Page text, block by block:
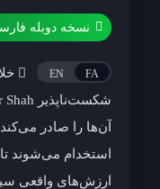
نسخه دوبله
FA
EN
آن‌ها را صادر
استخدام می‌شوند
ارزش‌های واقعی